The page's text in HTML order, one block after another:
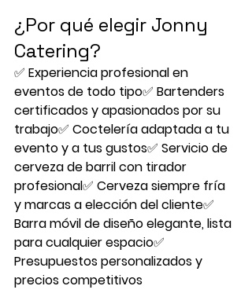
¿Por qué elegir Jonny
Catering?
✅ Experiencia profesional en
eventos de todo tipo✅ Bartenders
certificados y apasionados por su
trabajo✅ Coctelería adaptada a tu
evento y a tus gustos✅ Servicio de
cerveza de barril con tirador
profesional✅ Cerveza siempre fría
y marcas a elección del cliente✅
Barra móvil de diseño elegante, lista
para cualquier espacio✅
Presupuestos personalizados y
precios competitivos